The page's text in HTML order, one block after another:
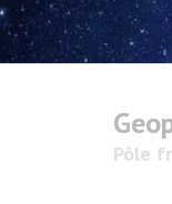
Pôle